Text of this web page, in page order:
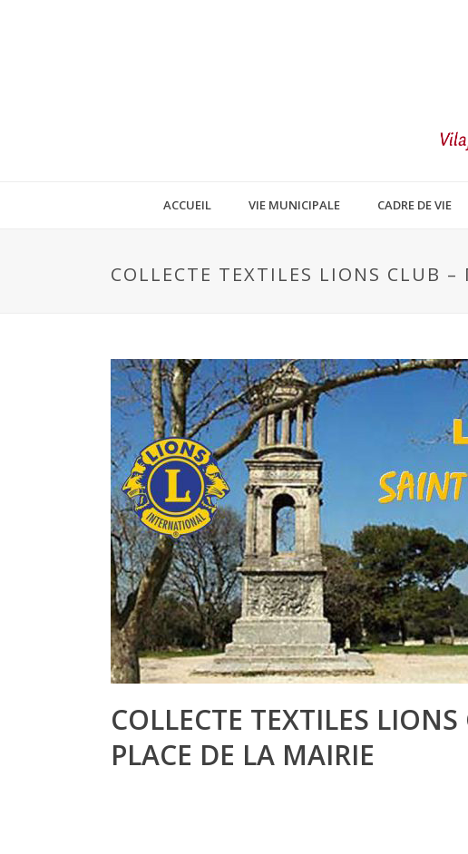
ACCUEIL VIE MUNICIPALE CADRE DE VIE
COLLECTE TEXTILES LIONS CLUB
COLLECTE TEXTILES
PLACE DE LA MAIRIE